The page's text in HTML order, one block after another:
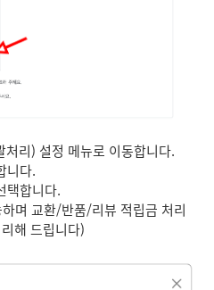
리) 설정 메뉴로 이동합니다.
니다.
택합니다.
며 교환/반품/리뷰 적립금 처리
해 드립니다)